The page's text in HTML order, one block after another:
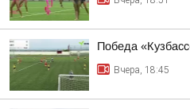
Победа
Вчера, 18:45